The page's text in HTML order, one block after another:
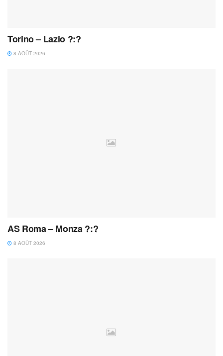
Torino – Lazio ?:?
8 AOÛT 2026
AS Roma – Monza ?:?
8 AOÛT 2026